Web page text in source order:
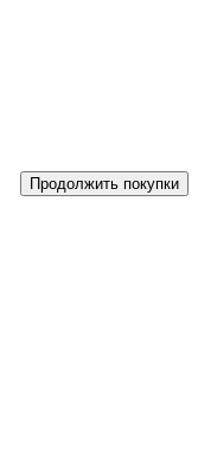
Продолжить покупки